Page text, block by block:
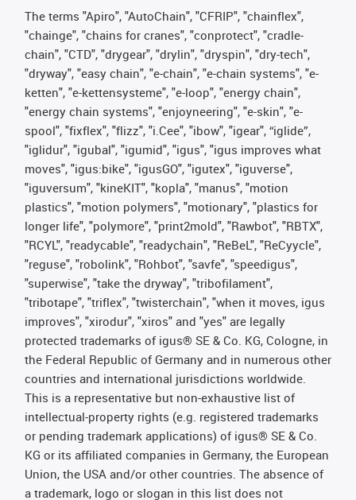
The terms "Apiro", "AutoChain", "CFRIP", "chainflex",
"chainge", "chains for cranes", "conprotect", "cradle-
chain", "CTD", "drygear", "drylin", "dryspin", "dry-tech",
"dryway", "easy chain", "e-chain", "e-chain systems", "e-
ketten", "e-kettensysteme", "e-loop", "energy chain",
"energy chain systems", "enjoyneering", "e-skin", "e-
spool", "fixflex", "flizz", "i.Cee", "ibow", "igear", “iglide”,
"iglidur", "igubal", "igumid", "igus", "igus improves what
moves", "igus:bike", "igusGO", "igutex", "iguverse",
"iguversum", "kineKIT", "kopla", "manus", "motion
plastics", "motion polymers", "motionary", "plastics for
longer life", "polymore", "print2mold", "Rawbot", "RBTX",
"RCYL", "readycable", "readychain", "ReBeL", "ReCyycle",
"reguse", "robolink", "Rohbot", "savfe", "speedigus",
"superwise", "take the dryway", "tribofilament",
"tribotape", "triflex", "twisterchain", "when it moves, igus
improves", "xirodur", "xiros" and "yes" are legally
protected trademarks of igus® SE & Co. KG, Cologne, in
the Federal Republic of Germany and in numerous other
countries and international jurisdictions worldwide.
This is a representative but non-exhaustive list of
intellectual-property rights (e.g. registered trademarks
or pending trademark applications) of igus® SE & Co.
KG or its affiliated companies in Germany, the European
Union, the USA and/or other countries. The absence of
a trademark, logo or slogan in this list does not